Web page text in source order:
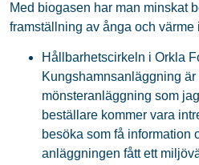
Med biogasen har man minskat
framställning av ånga och värme
Hållbarhetscirkeln i Orkla
Kungshamnsanläggning
mönsteranläggning som
beställare kommer vara
besöka som få information
anläggningen fått ett